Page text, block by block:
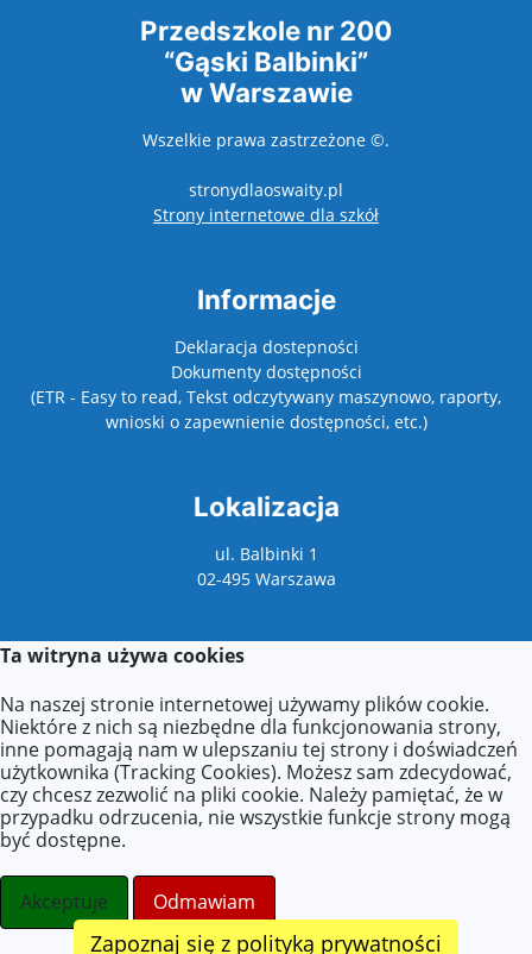
Przedszkole nr 200
“Gąski Balbinki”
w Warszawie
Wszelkie prawa zastrzeżone ©.
stronydlaoswaity.pl
Strony internetowe dla szkółotwiera się w
Informacje
Deklaracja dostepności
Dokumenty dostępności
(ETR - Easy to read, Tekst odczytywany maszynowo, raporty,
wnioski o zapewnienie dostępności, etc.)
Lokalizacja
ul. Balbinki 1
02-495 Warszawa
Kontakt
Kontakt z sekretariatem:
poniedziałek: 9:00–17:00
wtorek–piątek: 8:00–16:00
Agnieszka Zdzieborska
Tel.: +48 (22) 277-21-18
E-mail:p200@eduwarszawa.pl
Ta witryna używa cookies
Na naszej stronie internetowej używamy plików cookie.
Niektóre z nich są niezbędne dla funkcjonowania strony,
inne pomagają nam w ulepszaniu tej strony i doświadczeń
użytkownika (Tracking Cookies). Możesz sam zdecydować,
czy chcesz zezwolić na pliki cookie. Należy pamiętać, że w
przypadku odrzucenia, nie wszystkie funkcje strony mogą
być dostępne.
Akceptuje Odmawiam
Zapoznaj się z polityką prywatności